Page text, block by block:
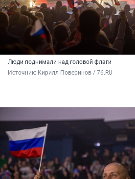
Люди поднимали над головой флаги
Источник: Кирилл Поверинов / 76.RU